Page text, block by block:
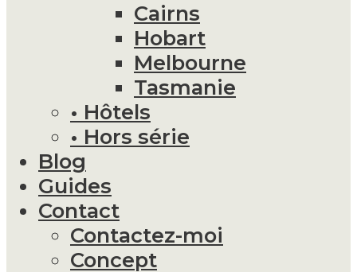
Cairns
Hobart
Melbourne
Tasmanie
• Hôtels
• Hors série
Blog
Guides
Contact
Contactez-moi
Concept